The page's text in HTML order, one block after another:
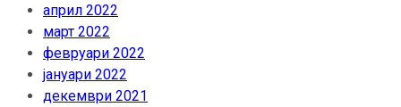
април 2022
март 2022
февруари 2022
јануари 2022
декември 2021